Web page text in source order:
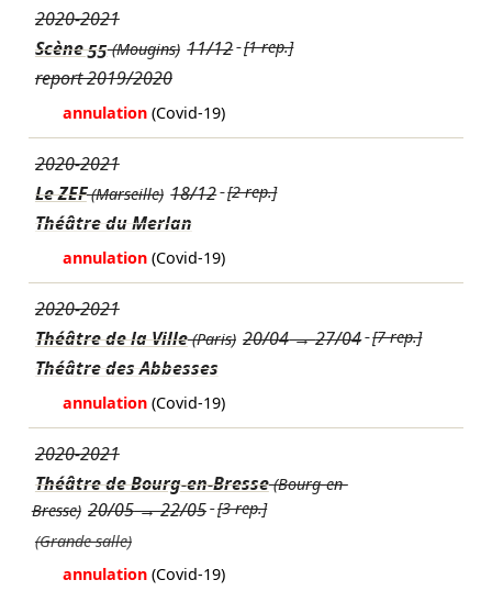
2020-2021
Scène 55(Mougins) 11/12 [1 rep.]
report 2019/2020
annulation (Covid-19)
2020-2021
Le ZEF(Marseille) 18/12 [2 rep.]
Théâtre du Merlan
annulation (Covid-19)
2020-2021
Théâtre de la Ville(Paris) 20/04→27/04 [7 rep.]
Théâtre des Abbesses
annulation (Covid-19)
2020-2021
Théâtre de Bourg-en-Bresse(Bourg-en-
Bresse) 20/05→22/05 [3 rep.]
(Grande salle)
annulation (Covid-19)